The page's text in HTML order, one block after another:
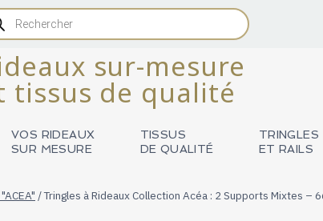
sur-mesure
tissus de qualité
VOS RIDEAUX
SUR MESURE
TISSUS
DE QUALITÉ
TRINGLES
ET RAILS
/Tringles à Rideaux Collection Acéa : 2 Supports Mixtes –